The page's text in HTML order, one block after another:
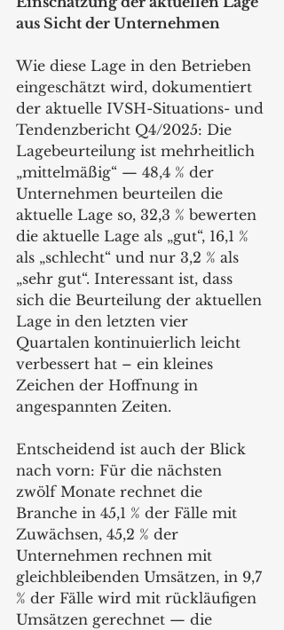
aus Sicht der Unternehmen
Wie diese Lage in den Betrieben
eingeschätzt wird, dokumentiert
der aktuelle IVSH-Situations- und
Tendenzbericht Q4/2025: Die
Lagebeurteilung ist mehrheitlich
„mittelmäßig“ — 48,4 % der
Unternehmen beurteilen die
aktuelle Lage so, 32,3 % bewerten
die aktuelle Lage als „gut“, 16,1 %
als „schlecht“ und nur 3,2 % als
„sehr gut“. Interessant ist, dass
sich die Beurteilung der aktuellen
Lage in den letzten vier
Quartalen kontinuierlich leicht
verbessert hat – ein kleines
Zeichen der Hoffnung in
angespannten Zeiten.
Entscheidend ist auch der Blick
nach vorn: Für die nächsten
zwölf Monate rechnet die
Branche in 45,1 % der Fälle mit
Zuwächsen, 45,2 % der
Unternehmen rechnen mit
gleichbleibenden Umsätzen, in 9,7
% der Fälle wird mit rückläufigen
Umsätzen gerechnet — die